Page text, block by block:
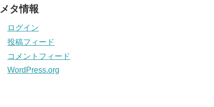
メタ情報
ログイン
投稿フィード
コメントフィード
WordPress.org